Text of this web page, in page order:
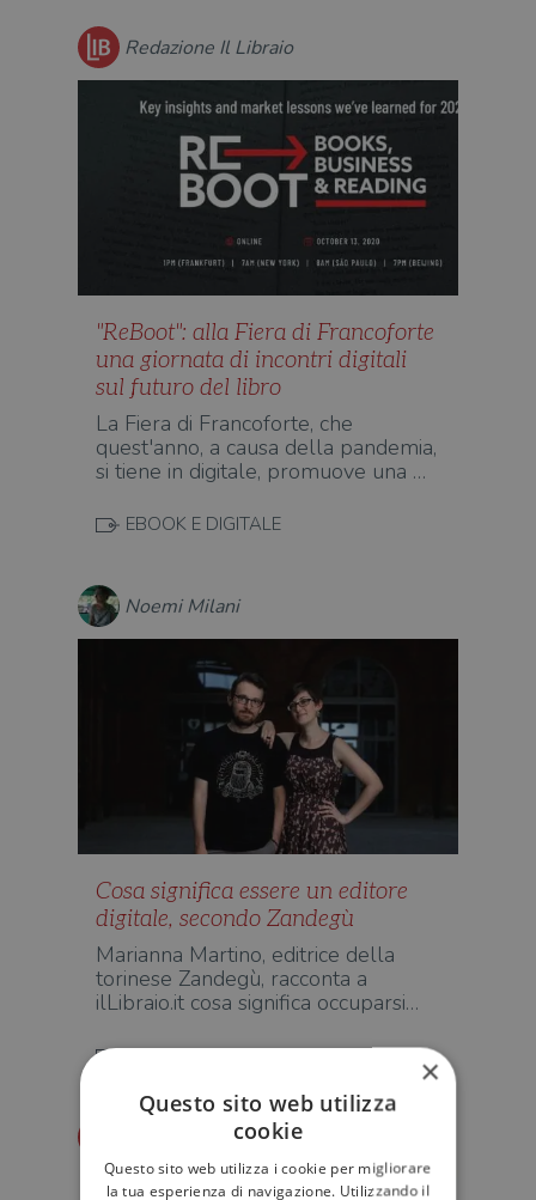
Redazione Il Libraio
"ReBoot": alla Fiera di Francoforte
una giornata di incontri digitali
sul futuro del libro
La Fiera di Francoforte, che
quest'anno, a causa della pandemia,
si tiene in digitale, promuove una …
EBOOK E DIGITALE
Noemi Milani
Cosa significa essere un editore
digitale, secondo Zandegù
Marianna Martino, editrice della
torinese Zandegù, racconta a
ilLibraio.it cosa significa occuparsi…
EBOOK E DIGITALE
Redazione Il Libraio
×
Questo sito web utilizza
cookie
Questo sito web utilizza i cookie per migliorare
la tua esperienza di navigazione. Utilizzando il